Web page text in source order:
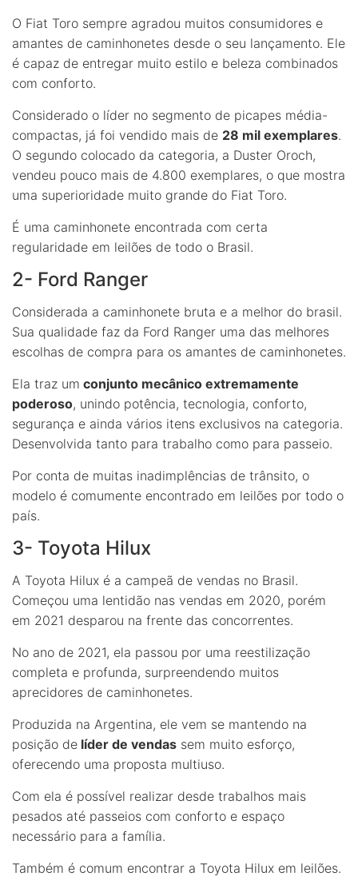
O Fiat Toro sempre agradou muitos consumidores e
amantes de caminhonetes desde o seu lançamento. Ele
é capaz de entregar muito estilo e beleza combinados
com conforto.
Considerado o líder no segmento de picapes média-
compactas, já foi vendido mais de 28 mil exemplares.
O segundo colocado da categoria, a Duster Oroch,
vendeu pouco mais de 4.800 exemplares, o que mostra
uma superioridade muito grande do Fiat Toro.
É uma caminhonete encontrada com certa
regularidade em leilões de todo o Brasil.
2- Ford Ranger
Considerada a caminhonete bruta e a melhor do brasil.
Sua qualidade faz da Ford Ranger uma das melhores
escolhas de compra para os amantes de caminhonetes.
Ela traz um conjunto mecânico extremamente
poderoso, unindo potência, tecnologia, conforto,
segurança e ainda vários itens exclusivos na categoria.
Desenvolvida tanto para trabalho como para passeio.
Por conta de muitas inadimplências de trânsito, o
modelo é comumente encontrado em leilões por todo o
país.
3- Toyota Hilux
A Toyota Hilux é a campeã de vendas no Brasil.
Começou uma lentidão nas vendas em 2020, porém
em 2021 desparou na frente das concorrentes.
No ano de 2021, ela passou por uma reestilização
completa e profunda, surpreendendo muitos
aprecidores de caminhonetes.
Produzida na Argentina, ele vem se mantendo na
posição de líder de vendas sem muito esforço,
oferecendo uma proposta multiuso.
Com ela é possível realizar desde trabalhos mais
pesados até passeios com conforto e espaço
necessário para a família.
Também é comum encontrar a Toyota Hilux em leilões.